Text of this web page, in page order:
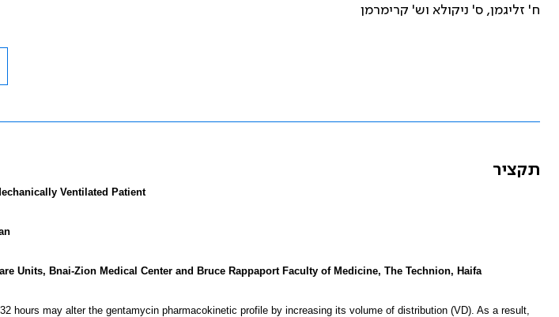
ח' זליגמן, ס' ניקולא וש' קרימרמן
תקציר
Ventilated Patient
Units, Bnai-Zion Medical Center and Bruce Rappaport Faculty of Medicine, The Technion, Haifa
hours may alter the gentamycin pharmacokinetic profile by increasing its volume of distribution (VD). As a result,